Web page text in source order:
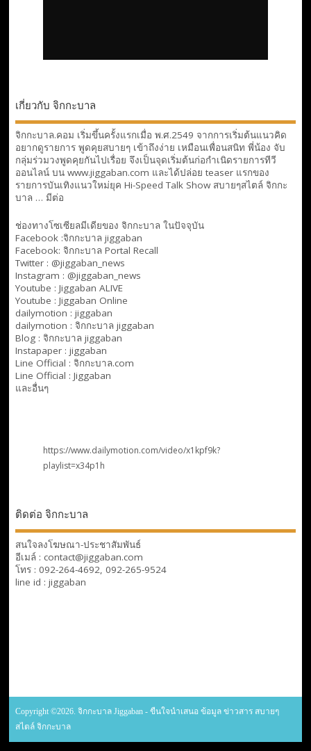
เกี่ยวกับ จิกกะบาล
จิกกะบาล.คอม เริ่มขึ้นครั้งแรกเมื่อ พ.ศ.2549 จากการเริ่มต้นแนวคิด
อยากดูรายการ พูดคุยสบายๆ เข้าถึงง่าย เหมือนเพื่อนสนิท พี่น้อง จับ
กลุ่มร่วมวงพูดคุยกันไปเรื่อย จึงเป็นจุดเริ่มต้นก่อกำเนิดรายการทีวี
ออนไลน์ บน www.jiggaban.com และได้ปล่อย teaser แรกของ
รายการบันเทิงแนวใหม่ยุค Hi-Speed Talk Show สบายๆสไตล์ จิกกะ
บาล … มีต่อ
ช่องทางโซเซียลมีเดียของ จิกกะบาล ในปัจจุบัน
Facebook :จิกกะบาล jiggaban
Facebook: จิกกะบาล Portal Recall
Twitter : @jiggaban_news
Instagram : @jiggaban_news
Youtube : Jiggaban ALIVE
Youtube : Jiggaban Online
dailymotion : jiggaban
dailymotion : จิกกะบาล jiggaban
Blog : จิกกะบาล jiggaban
Instapaper : jiggaban
Line Official : จิกกะบาล.com
Line Official : Jiggaban
และอื่นๆ
https://www.dailymotion.com/video/x1kpf9k?
playlist=x34p1h
ติดต่อ จิกกะบาล
สนใจลงโฆษณา-ประชาสัมพันธ์
อีเมล์ : contact@jiggaban.com
โทร : 092-264-4692, 092-265-9524
line id : jiggaban
Copyright ©2026. จิกกะบาล Jiggaban - ขืนใจนำเสนอ ข้อมูล ข่าวสาร สบายๆ
สไตล์ จิกกะบาล